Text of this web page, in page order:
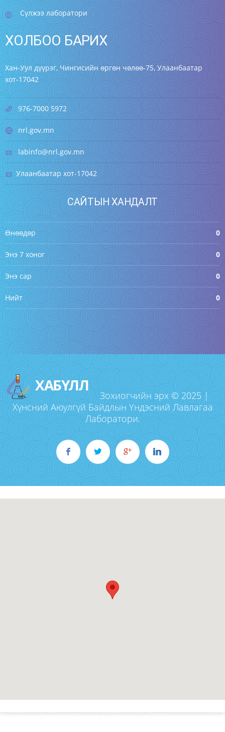
Сүлжээ лаборатори
ХОЛБОО БАРИХ
Хан-Уул дүүрэг, Чингисийн өргөн чөлөө-75, Улаанбаатар
хот-17042
976-7000 5972
nrl.gov.mn
labinfo@nrl.gov.mn
Улаанбаатар хот-17042
САЙТЫН ХАНДАЛТ
Өнөөдөр 0
Энэ 7 хоног 0
Энэ сар 0
Нийт 0
ХАБҮЛЛ
Зохиогчийн эрх © 2025 |
Хүнсний Аюулгүй Байдлын Үндэсний Лавлагаа
Лаборатори.